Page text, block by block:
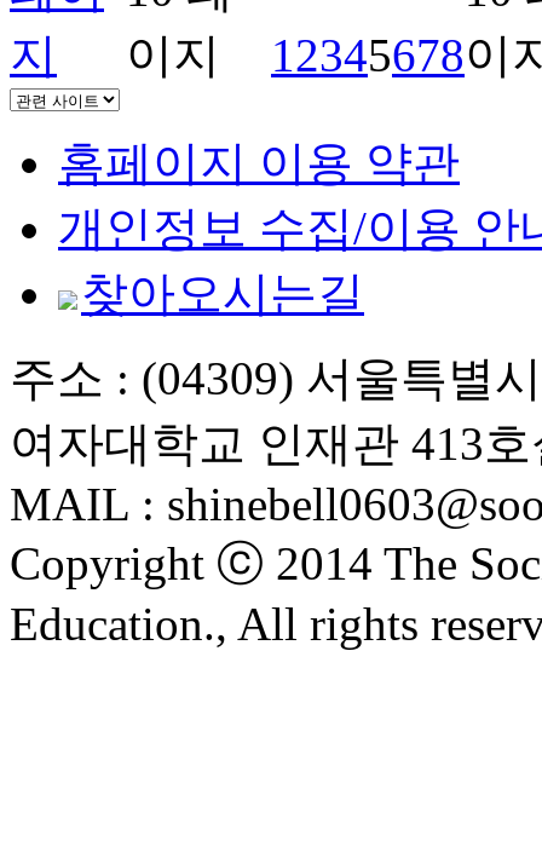
12345678
홈페이지 이용 약관
개인정보 수집/이용 안
찾아오시는길
주소 : (04309) 서울특별
여자대학교 인재관 413
MAIL :
Copyright ⓒ 2014 The
Education., All rights